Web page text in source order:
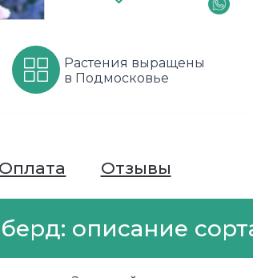
Растения выращены
в Подмосковье
описание
Оплата Отзывы